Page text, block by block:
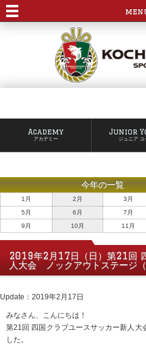
Academy
アカデミー
Junior
ジュニア ユ
今年の一覧
1月 2月 3月
5月
6月 7月
9月
10月 11月
2019年2月17日（日）第21回
人大会 ノックアウトステージ
Update：2019年2月17日
みなさん、こんにちは！
第21回 四国クラブユースサッカー新人
した。